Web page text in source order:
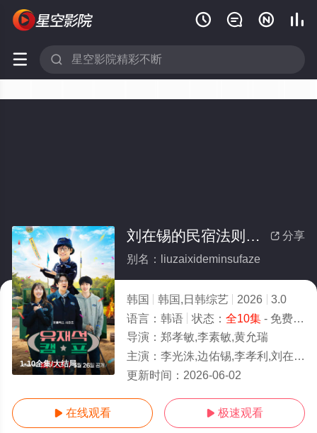
   
 
1-10全集/大结局
 分享
刘在锡的民宿法则！(全集)
别名：liuzaixideminsufaze
韩国 韩国,日韩综艺 2026
3.0
语言： 韩语 状态： 全10集- 免费在线观看
导演： 郑孝敏,李素敏,黄允瑞
主演： 李光洙,边佑锡,李孝利,刘在锡,李尚顺,池艺恩
更新时间： 2026-06-02
 在线观看  极速观看